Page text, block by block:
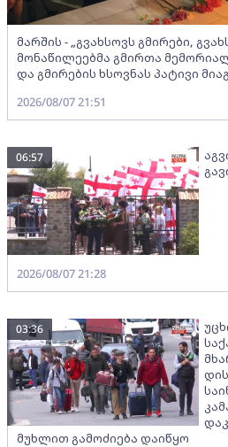
მარშის - „გვახსოვს გმირები,
მონაწილეებმა გმირთა
და გმირების ხსოვნას პატივი
2026/08/07 21:51
06:57
2026/08/07 21:28
მუხლით გამოძიება დაიწყო
03:36